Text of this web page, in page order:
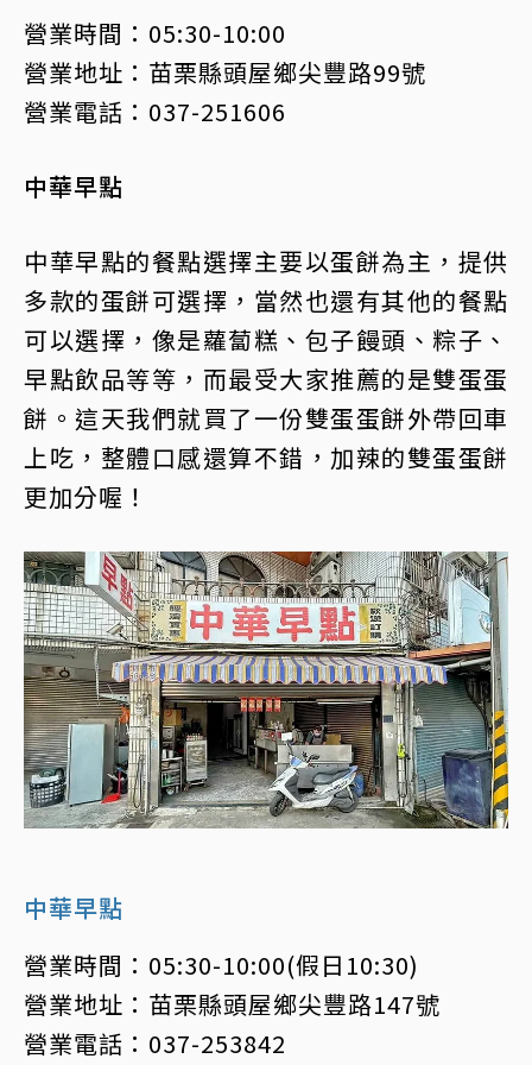
營業時間：05:30-10:00
營業地址：苗栗縣頭屋鄉尖豐路99號
營業電話：037-251606
中華早點
中華早點的餐點選擇主要以蛋餅為主，提供
多款的蛋餅可選擇，當然也還有其他的餐點
可以選擇，像是蘿蔔糕、包子饅頭、粽子、
早點飲品等等，而最受大家推薦的是雙蛋蛋
餅。這天我們就買了一份雙蛋蛋餅外帶回車
上吃，整體口感還算不錯，加辣的雙蛋蛋餅
更加分喔！
中華早點
營業時間：05:30-10:00(假日10:30)
營業地址：苗栗縣頭屋鄉尖豐路147號
營業電話：037-253842